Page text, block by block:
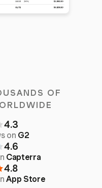
OF
4.3
on G2
4.6
Capterra
4.8
App Store